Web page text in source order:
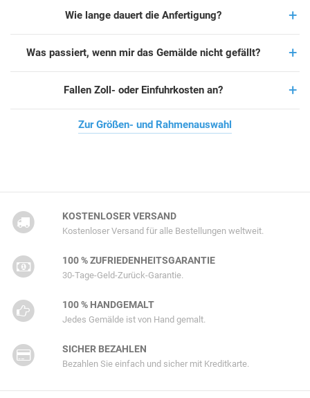
Wie lange dauert die Anfertigung?
Was passiert, wenn mir das Gemälde nicht gefällt?
Fallen Zoll- oder Einfuhrkosten an?
Zur Größen- und Rahmenauswahl
KOSTENLOSER VERSAND
Kostenloser Versand für alle Bestellungen weltweit.
100 % ZUFRIEDENHEITSGARANTIE
30-Tage-Geld-Zurück-Garantie.
100 % HANDGEMALT
Jedes Gemälde ist von Hand gemalt.
SICHER BEZAHLEN
Bezahlen Sie einfach und sicher mit Kreditkarte.